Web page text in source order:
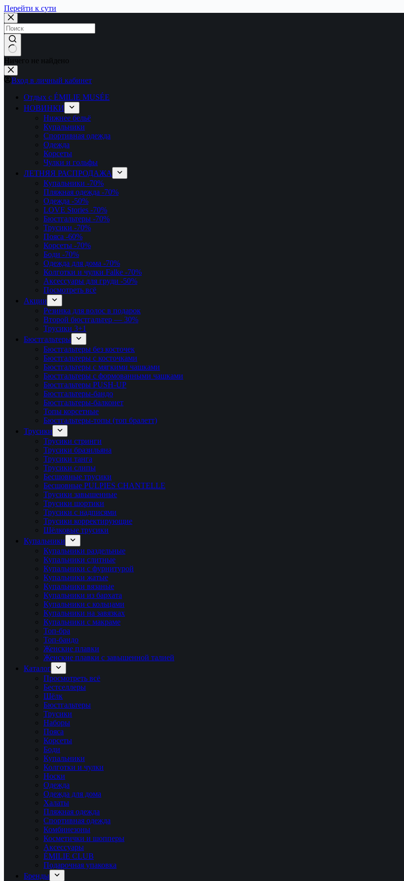
Перейти к сути
Ничего не найдено
Вход в личный кабинет
Отдых с ÉMILIE MUSÉE
НОВИНКИ
Нижнее бельё
Купальники
Спортивная одежда
Одежда
Корсеты
Чулки и гольфы
ЛЕТНЯЯ РАСПРОДАЖА
Купальники -70%
Пляжная одежда -70%
Одежда -50%
LOVE Stories -70%
Бюстгальтеры -70%
Трусики -70%
Пояса -60%
Корсеты -70%
Боди -70%
Одежда для дома -70%
Колготки и чулки Falke -70%
Аксессуары для груди -50%
Посмотреть всё
Акции
Резинка для волос в подарок
Второй бюстгальтер — 30%
Трусики 3+1
Бюстгальтеры
Бюстгальтеры без косточек
Бюстгальтеры с косточками
Бюстгальтеры с мягкими чашками
Бюстгальтеры с формованными чашками
Бюстгальтеры PUSH-UP
Бюстгальтеры-бандо
Бюстгальтеры-балконет
Топы корсетные
Бюстгальтеры-топы (топ бралетт)
Трусики
Трусики стринги
Трусики бразильяна
Трусики танга
Трусики слипы
Бесшовные трусики
Бесшовные PULPIES CHANTELLE
Трусики завышенные
Трусики шортики
Трусики с надписями
Трусики корректирующие
Шёлковые трусики
Купальники
Купальники раздельные
Купальники слитные
Купальники с фурнитурой
Купальники жатые
Купальники вязаные
Купальники из бархата
Купальники с кольцами
Купальники на завязках
Купальники с макраме
Топ-бра
Топ-бандо
Женские плавки
Женские плавки с завышенной талией
Каталог
Просмотреть всё
Бестселлеры
Шёлк
Бюстгальтеры
Трусики
Наборы
Пояса
Корсеты
Боди
Купальники
Колготки и чулки
Носки
Одежда
Одежда для дома
Халаты
Пляжная одежда
Спортивная одежда
Комбинезоны
Косметички и шопперы
Аксессуары
ÉMILIE CLUB
Подарочная упаковка
Бренды